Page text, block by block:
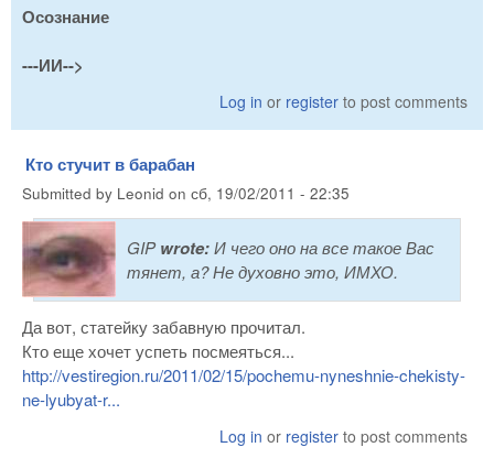
Осознание
---ИИ-->
Log in or register to post comments
Кто стучит в барабан
Submitted by Leonid on сб, 19/02/2011 - 22:35
GIPwrote:И чего оно на все такое Вас
тянет, а? Не духовно это, ИМХО.
Да вот, статейку забавную прочитал.
Кто еще хочет успеть посмеяться...
http://vestiregion.ru/2011/02/15/pochemu-nyneshnie-chekisty-
ne-lyubyat-r...
Log in or register to post comments